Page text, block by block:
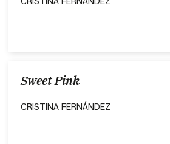
Sweet Pink
CRISTINA FERNÁNDEZ